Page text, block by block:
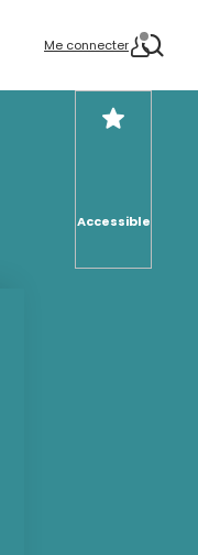
Me connecter
Accessible